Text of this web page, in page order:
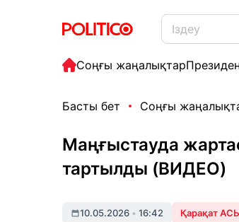
Соңғы жаңалықтар
Басты бет Соңғы
Маңғыстауда
тартылды (ВИДЕО)
10.05.2026 • 16:42 Қарақат